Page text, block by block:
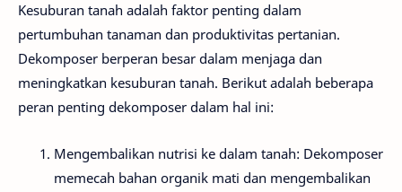
Kesuburan tanah adalah faktor penting dalam
pertumbuhan tanaman dan produktivitas pertanian.
Dekomposer berperan besar dalam menjaga dan
meningkatkan kesuburan tanah. Berikut adalah beberapa
peran penting dekomposer dalam hal ini:
Mengembalikan nutrisi ke dalam tanah: Dekomposer
memecah bahan organik mati dan mengembalikan